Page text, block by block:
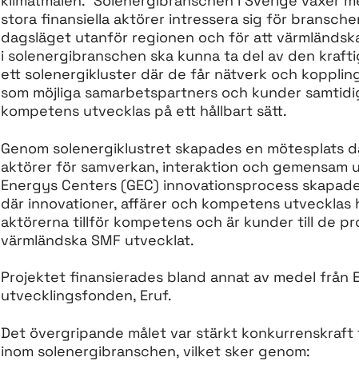
stora finansiella aktörer intressera sig för
dagsläget utanför regionen och för att
i solenergibranschen ska kunna ta del av den
ett solenergikluster där de får nätverk och
som möjliga samarbetspartners och kunder
kompetens utvecklas på ett hållbart sätt.
Genom solenergiklustret skapades en mötesplats
aktörer för samverkan, interaktion och gemensam
Energys Centers (GEC) innovationsprocess
där innovationer, affärer och kompetens utvecklas
aktörerna tillför kompetens och är kunder till de
värmländska SMF utvecklat.
Projektet finansierades bland annat av medel från
utvecklingsfonden, Eruf.
Det övergripande målet var stärkt
inom solenergibranschen, vilket sker genom: